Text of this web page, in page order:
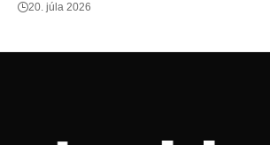
20. júla 2026